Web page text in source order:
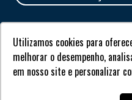
Utilizamos cookies para
melhorar o desempenho,
em nosso site e personalizar
Todos os direitos